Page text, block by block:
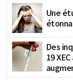
Une
Des
19